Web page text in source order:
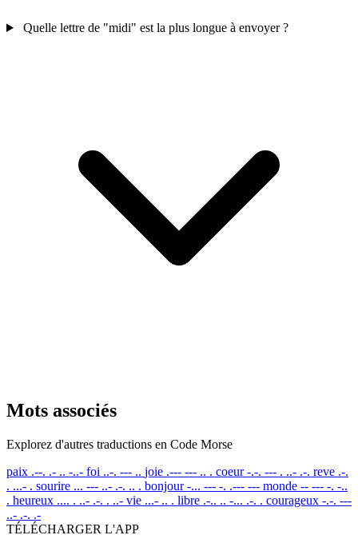
Quelle lettre de "midi" est la plus longue à envoyer ?
Mots associés
Explorez d'autres traductions en Code Morse
paix .--. .- .. -..- foi ..-. --- .. joie .--- --- .. . coeur -.-. --- . ..- .-. reve .-.
. ...- . sourire ... --- ..- .-. .. . bonjour -... --- -. .--- --- monde -- --- -. -..
. heureux .... . ..- .-. . ..- vie ...- .. . libre .-.. .. -... .-. . courageux -.-. ---
..- .-. .-
TÉLÉCHARGER L'APP